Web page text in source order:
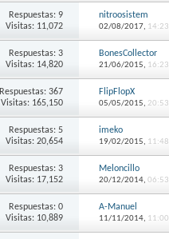
Respuestas: 9
Visitas: 11,072
nitroosistem
02/08/2017, 14:23
Respuestas: 3
Visitas: 14,820
BonesCollector
21/06/2015, 16:23
Respuestas: 367
Visitas: 165,150
FlipFlopX
05/05/2015, 20:53
Respuestas: 5
Visitas: 20,654
imeko
19/02/2015, 11:48
Respuestas: 3
Visitas: 17,152
Meloncillo
20/12/2014, 06:53
Respuestas: 0
Visitas: 10,889
A-Manuel
11/11/2014, 11:00